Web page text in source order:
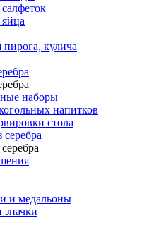
кулича
наборы
напитков
стола
и медальоны